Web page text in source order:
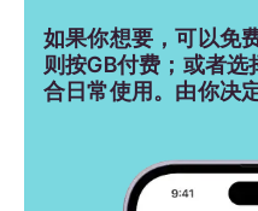
如果你想要，可以免
则按GB付费；或者
合日常使用。由你决定